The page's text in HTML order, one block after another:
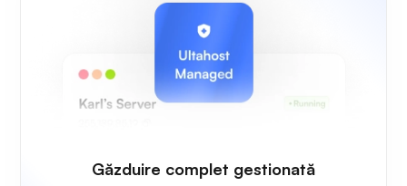
Găzduire complet gestionată